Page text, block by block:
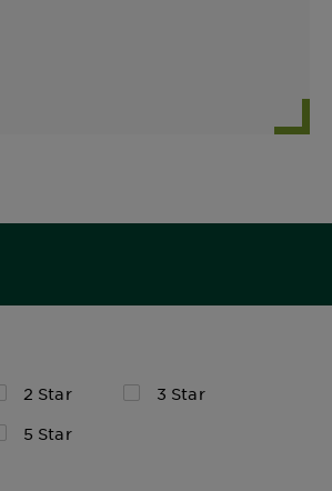
2 Star
3 Star
5 Star